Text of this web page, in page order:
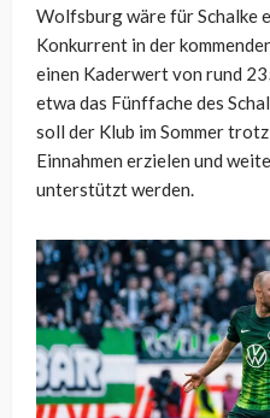
Wolfsburg wäre für Schalke
Konkurrent in der
einen Kaderwert von rund
etwa das Fünffache des
soll der Klub im Sommer
Einnahmen erzielen und
unterstützt werden.